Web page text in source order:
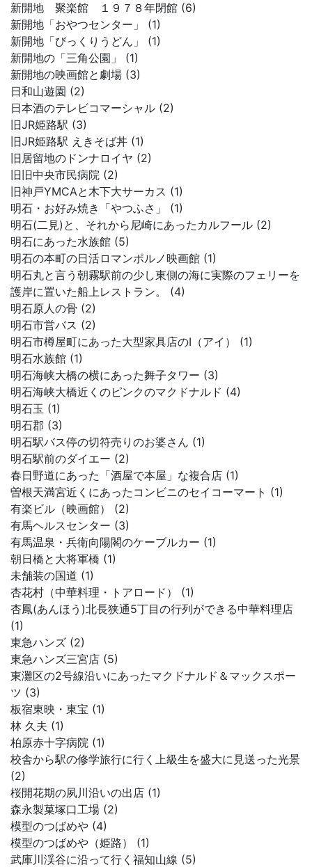
新開地 聚楽館 １９７８年閉館 (6)
新開地「おやつセンター」 (1)
新開地「びっくりうどん」 (1)
新開地の「三角公園」 (1)
新開地の映画館と劇場 (3)
日和山遊園 (2)
日本酒のテレビコマーシャル (2)
旧JR姫路駅 (3)
旧JR姫路駅 えきそば丼 (1)
旧居留地のドンナロイヤ (2)
旧旧中央市民病院 (2)
旧神戸YMCAと木下大サーカス (1)
明石・お好み焼き「やつふさ」 (1)
明石(二見)と、それから尼崎にあったカルフール (2)
明石にあった水族館 (5)
明石の本町の日活ロマンポルノ映画館 (1)
明石丸と言う朝霧駅前の少し東側の海に実際のフェリーを
護岸に置いた船上レストラン。 (4)
明石原人の骨 (2)
明石市営バス (2)
明石市樽屋町にあった大型家具店のI（アイ） (1)
明石水族館 (1)
明石海峡大橋の横にあった舞子タワー (3)
明石海峡大橋近くのピンクのマクドナルド (4)
明石玉 (1)
明石郡 (3)
明石駅バス停の切符売りのお婆さん (1)
明石駅前のダイエー (2)
春日野道にあった「酒屋で本屋」な複合店 (1)
曽根天満宮近くにあったコンビニのセイコーマート (1)
有楽ビル（映画館） (2)
有馬ヘルスセンター (3)
有馬温泉・兵衛向陽閣のケーブルカー (1)
朝日橋と大将軍橋 (1)
未舗装の国道 (1)
杏花村（中華料理・トアロード） (1)
杏鳳(あんほう)北長狭通5丁目の行列ができる中華料理店
(1)
東急ハンズ (2)
東急ハンズ三宮店 (5)
東灘区の2号線沿いにあったマクドナルド＆マックスポー
ツ (3)
板宿東映・東宝 (1)
林 久夫 (1)
柏原赤十字病院 (1)
校舎から駅の修学旅行に行く上級生を盛大に見送った光景
(2)
桜開花期の夙川沿いの出店 (1)
森永製菓塚口工場 (2)
模型のつばめや (4)
模型のつばめや（姫路） (1)
武庫川渓谷に沿って行く福知山線 (5)